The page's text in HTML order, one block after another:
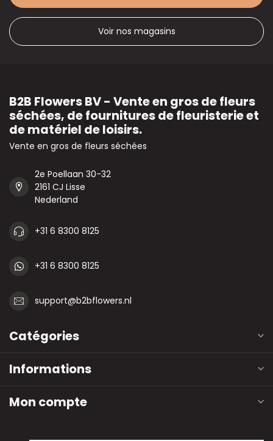
Voir nos magasins
B2B Flowers BV - Vente en gros de fleurs
séchées, de fournitures de fleuristerie et
de matériel de loisirs.
Vente en gros de fleurs séchées
2e Poellaan 30-32
2161 CJ Lisse
Nederland
+31 6 8300 8125
+31 6 8300 8125
support@b2bflowers.nl
Catégories
Informations
Mon compte